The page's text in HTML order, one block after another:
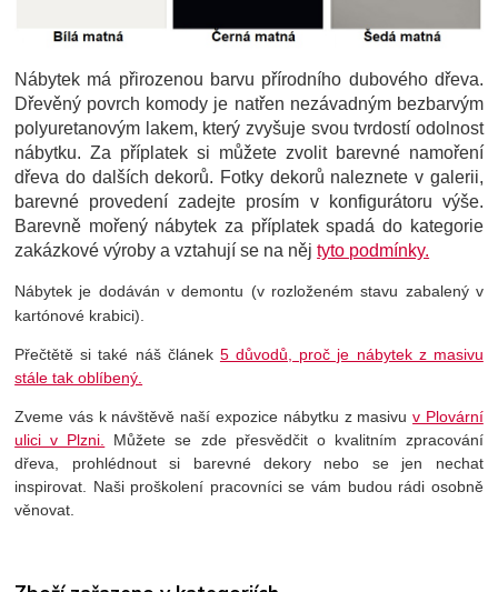
Nábytek má přirozenou barvu přírodního dubového dřeva.
Dřevěný povrch komody je natřen nezávadným bezbarvým
polyuretanovým lakem, který zvyšuje svou tvrdostí odolnost
nábytku. Za příplatek si můžete zvolit barevné namoření
dřeva do dalších dekorů. Fotky dekorů naleznete v galerii,
barevné provedení zadejte prosím v konfigurátoru výše.
Barevně mořený nábytek za příplatek spadá do kategorie
zakázkové výroby a vztahují se na nějtyto podmínky.
Nábytek je dodáván v demontu (v rozloženém stavu zabalený v
kartónové krabici).
Přečtětě si také náš článek 5 důvodů, proč je nábytek z masivu
stále tak oblíbený.
Zveme vás k návštěvě naší expozice nábytku z masivuv Plovární
ulici v Plzni. Můžete se zde přesvědčit o kvalitním zpracování
dřeva, prohlédnout si barevné dekory nebo se jen nechat
inspirovat. Naši proškolení pracovníci se vám budou rádi osobně
věnovat.